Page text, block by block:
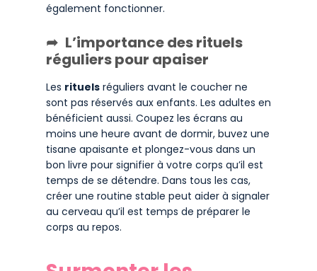
également fonctionner.
L’importance des rituels
réguliers pour apaiser
Les rituels réguliers avant le coucher ne
sont pas réservés aux enfants. Les adultes en
bénéficient aussi. Coupez les écrans au
moins une heure avant de dormir, buvez une
tisane apaisante et plongez-vous dans un
bon livre pour signifier à votre corps qu’il est
temps de se détendre. Dans tous les cas,
créer une routine stable peut aider à signaler
au cerveau qu’il est temps de préparer le
corps au repos.